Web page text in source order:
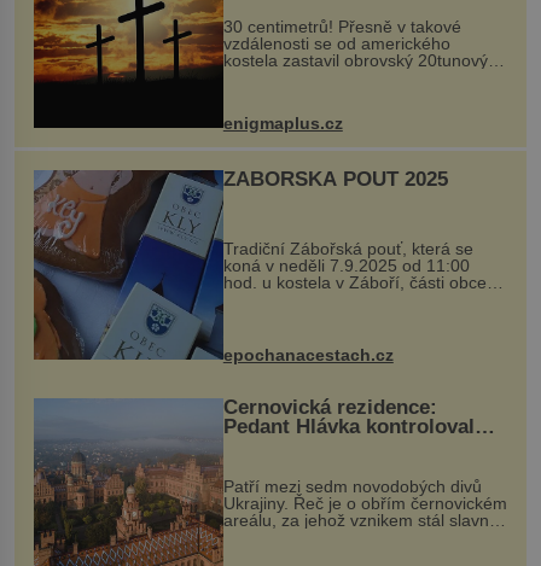
30 centimetrů! Přesně v takové
vzdálenosti se od amerického
kostela zastavil obrovský 20tunový
...
enigmaplus.cz
ZÁBOŘSKÁ POUŤ 2025
Tradiční Zábořská pouť, která se
koná v neděli 7.9.2025 od 11:00
hod. u kostela v Záboří, části obce
Kly u Mělníka. V programu naleznete
komentovanou prohlídku kostela,
epochanacestach.cz
Černovická rezidence:
Pedant Hlávka kontroloval
Patří mezi sedm novodobých divů
Ukrajiny. Řeč je o obřím černovickém
areálu, za jehož vznikem stál slavný
český architekt Josef Hlávka. Ten si
na něm dal mimořádně záležet. Jeho